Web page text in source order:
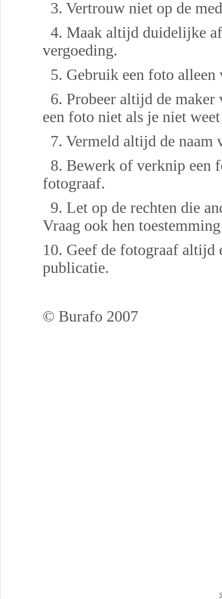
3. Vertrouw niet op de
4. Maak altijd duidelijke
vergoeding.
5. Gebruik een foto alleen
6. Probeer altijd de
een foto niet als je niet
7. Vermeld altijd de
8. Bewerk of verknip een
fotograaf.
9. Let op de rechten die
Vraag ook hen
10. Geef de fotograaf altijd
publicatie.
© Burafo 2007